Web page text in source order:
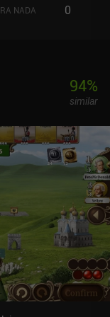
precios de las
juego sea
jugar partidas
una cuidada
no hay
perdida.Me
en el tema del
2D de arriba
poco más que
sin problemas en
interfaz es
personalizar
de cartas.Castles Of
con un precio
del juego le
esto realmente no
NADA 0
94%
similar